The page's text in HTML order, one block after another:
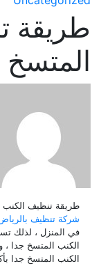
سبتمبر 14,
تنظيف الكنب المتسخ
تنظيف بالرياض عمالة
، لذلك تسعي ربة
المتسخ جدا ، وفي
المتسخ جدا بأكثر من